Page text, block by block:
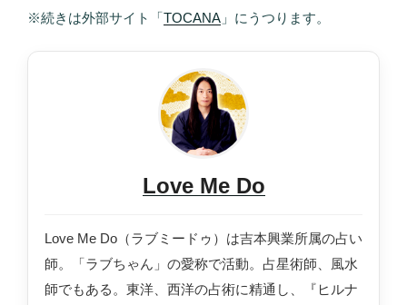
※続きは外部サイト「TOCANA 」にうつります。
Love Me Do
Love Me Do（ラブミードゥ）は吉本興業所属の占い
師。「ラブちゃん」の愛称で活動。占星術師、風水
師でもある。東洋、西洋の占術に精通し、『ヒルナ